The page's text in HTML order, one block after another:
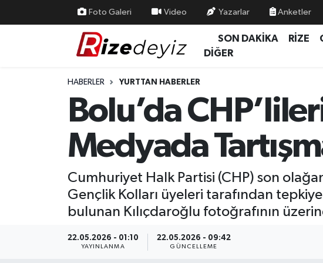
Foto Galeri Video Yazarlar Anketler
SON DAKİKA RİZE
DİĞER
HABERLER YURTTAN HABERLER
Bolu’da
Medyada
Cumhuriyet Halk Partisi (CHP) son
Gençlik Kolları üyeleri tarafından
bulunan Kılıçdaroğlu fotoğrafının
22.05.2026 - 01:10
YAYINLANMA
22.05.2026 - 09:42
GÜNCELLEME
Yurttan Haberler
Ekonomi
Rize Nöbetçi Eczaneler
Rize Trafik Yoğunluk Haritası
Süper Lig Puan Durumu ve Fikstür
Son Dakika Haberleri